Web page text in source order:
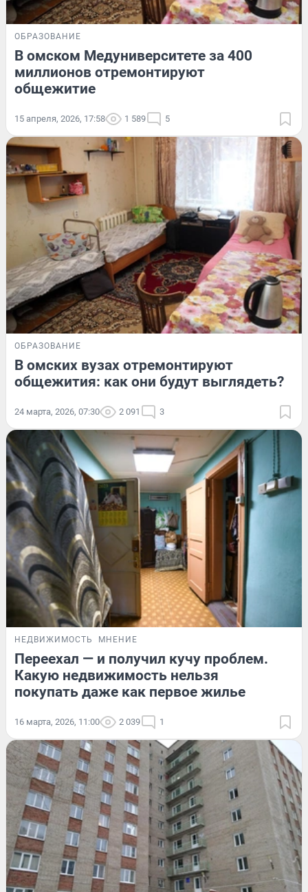
ОБРАЗОВАНИЕ
В омском Медуниверситете за 400
миллионов отремонтируют
общежитие
15 апреля, 2026, 17:58 1 589 5
ОБРАЗОВАНИЕ
В омских вузах отремонтируют
общежития: как они будут выглядеть?
24 марта, 2026, 07:30 2 091 3
НЕДВИЖИМОСТЬ МНЕНИЕ
Переехал — и получил кучу проблем.
Какую недвижимость нельзя
покупать даже как первое жилье
16 марта, 2026, 11:00 2 039 1